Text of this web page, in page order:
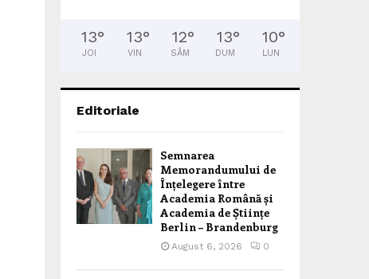
13°
JOI
13°
VIN
12°
SÂM
13°
DUM
10°
LUN
Editoriale
Semnarea
Memorandumului de
Înțelegere între
Academia Română și
Academia de Științe
Berlin – Brandenburg
August 6, 2026 0